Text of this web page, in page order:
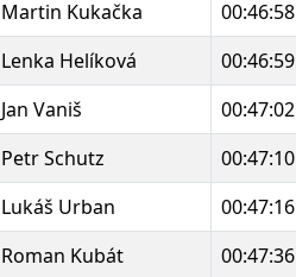
Martin Kukačka 00:46:58
Lenka Helíková 00:46:59
Jan Vaniš 00:47:02
Petr Schutz 00:47:10
Lukáš Urban 00:47:16
Roman Kubát 00:47:36